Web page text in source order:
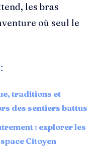
les bras
où seul le
traditions et
des sentiers battus
: explorer les
Citoyen